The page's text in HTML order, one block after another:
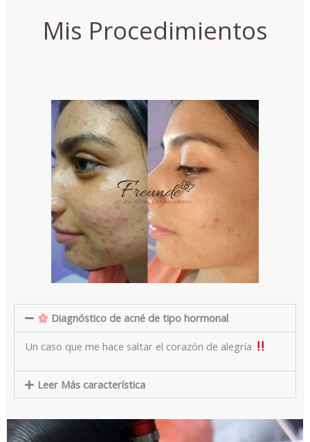
Mis Procedimientos
Diagnóstico de acné de tipo hormonal
Un caso que me hace saltar el corazón de alegría
Leer Más característica